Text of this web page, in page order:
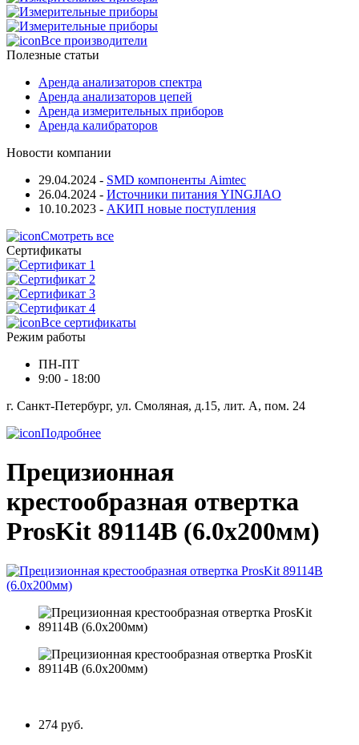
Все производители
Полезные статьи
Аренда анализаторов спектра
Аренда анализаторов цепей
Аренда измерительных приборов
Аренда калибраторов
Новости компании
29.04.2024 - SMD компоненты Aimtec
26.04.2024 - Источники питания YINGJIAO
10.10.2023 - АКИП новые поступления
Смотреть все
Сертификаты
Все сертификаты
Режим работы
ПН-ПТ
9:00 - 18:00
г. Санкт-Петербург, ул. Смоляная, д.15, лит. А, пом. 24
Подробнее
Прецизионная
крестообразная отвертка
ProsKit 89114B (6.0x200мм)
274 руб.